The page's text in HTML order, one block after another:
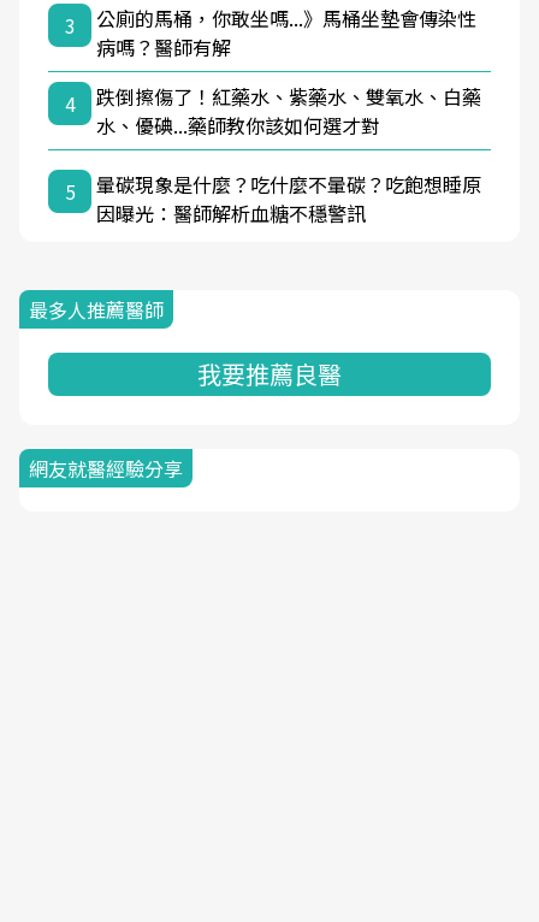
3
公廁的馬桶，你敢坐嗎...》馬桶坐墊會傳染性
病嗎？醫師有解
4
跌倒擦傷了！紅藥水、紫藥水、雙氧水、白藥
水、優碘...藥師教你該如何選才對
5
暈碳現象是什麼？吃什麼不暈碳？吃飽想睡原
因曝光：醫師解析血糖不穩警訊
最多人推薦醫師
我要推薦良醫
網友就醫經驗分享